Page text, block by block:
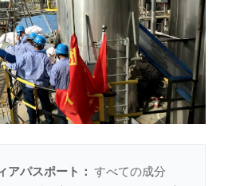
アパスポート： すべての成分